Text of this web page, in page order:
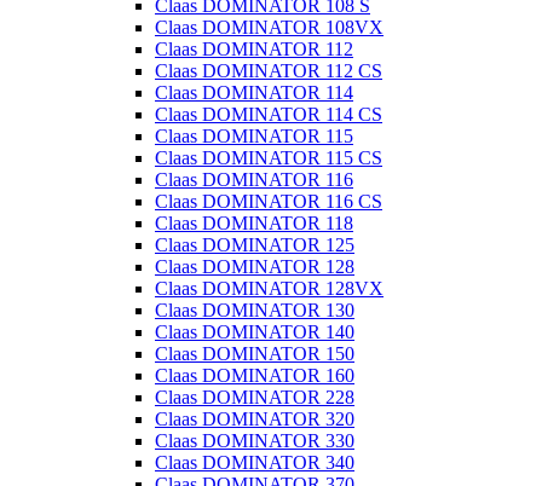
Claas DOMINATOR 108 S
Claas DOMINATOR 108VX
Claas DOMINATOR 112
Claas DOMINATOR 112 CS
Claas DOMINATOR 114
Claas DOMINATOR 114 CS
Claas DOMINATOR 115
Claas DOMINATOR 115 CS
Claas DOMINATOR 116
Claas DOMINATOR 116 CS
Claas DOMINATOR 118
Claas DOMINATOR 125
Claas DOMINATOR 128
Claas DOMINATOR 128VX
Claas DOMINATOR 130
Claas DOMINATOR 140
Claas DOMINATOR 150
Claas DOMINATOR 160
Claas DOMINATOR 228
Claas DOMINATOR 320
Claas DOMINATOR 330
Claas DOMINATOR 340